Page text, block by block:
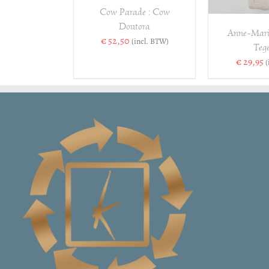
Cow Parade : Cow
Doutora
€52,50 (incl. BTW)
Anne-
€29,95